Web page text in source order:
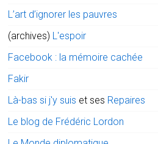
L’art d’ignorer les pauvres
(archives) L'espoir
Facebook : la mémoire cachée
Fakir
Là-bas si j'y suis et ses Repaires
Le blog de Frédéric Lordon